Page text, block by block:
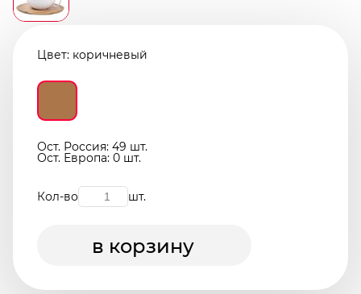
Цвет: коричневый
Ост. Россия: 49 шт.
Ост. Европа: 0 шт.
Кол-во шт.
в корзину